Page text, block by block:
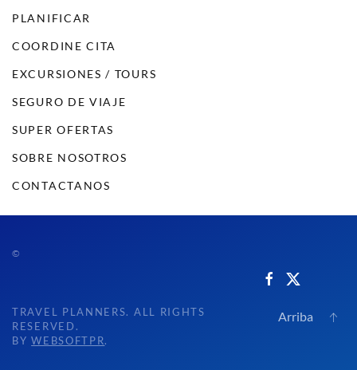
PLANIFICAR
COORDINE CITA
EXCURSIONES / TOURS
SEGURO DE VIAJE
SUPER OFERTAS
SOBRE NOSOTROS
CONTACTANOS
©
TRAVEL PLANNERS. ALL RIGHTS
RESERVED.
BYWEBSOFTPR.
Arriba